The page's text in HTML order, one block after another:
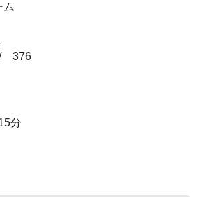
ム
/ 376
分